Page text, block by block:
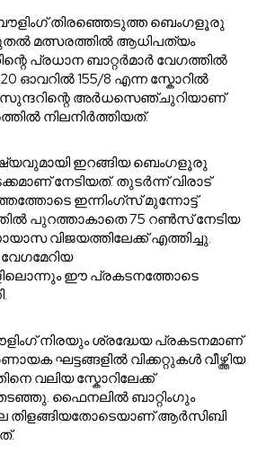
തിരഞ്ഞെടുത്ത ബെംഗളൂരു
മത്സരത്തിൽ ആധിപത്യം
പ്രധാന ബാറ്റർമാർ വേഗത്തിൽ
ഓവറിൽ 155/8 എന്ന സ്കോറിൽ
സുന്ദറിന്റെ അർധസെഞ്ചുറിയാണ്
നിലനിർത്തിയത്.
ഇറങ്ങിയ ബെംഗളൂരു
നേടിയത്. തുടർന്ന് വിരാട്
ഇന്നിംഗ്സ് മുന്നോട്ട്
പുറത്താകാതെ 75 റൺസ് നേടിയ
വിജയത്തിലേക്ക് എത്തിച്ചു.
ഈ പ്രകടനത്തോടെ
നിരയും ശ്രദ്ധേയ പ്രകടനമാണ്
ഘട്ടങ്ങളിൽ വിക്കറ്റുകൾ വീഴ്ത്തിയ
വലിയ സ്കോറിലേക്ക്
ഫൈനലിൽ ബാറ്റിംഗും
തിളങ്ങിയതോടെയാണ് ആർസിബി